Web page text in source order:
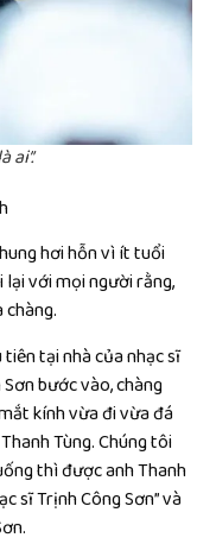
ai”.
hơi hỗn vì ít tuổi
lại với mọi người rằng,
chàng.
tại nhà của nhạc sĩ
bước vào, chàng
kính vừa đi vừa đá
Tùng. Chúng tôi
thì được anh Thanh
sĩ Trịnh Công Sơn” và